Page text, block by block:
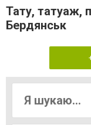
Тату, татуаж,
Бердянськ